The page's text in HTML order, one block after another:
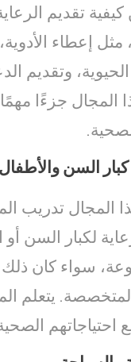
كيفية تقديم
إعطاء
الحيوية، وتقديم
المجال جزءًا
كبار السن والأطفال
المجال تدريب
لكبار السن
سواء كان
يتعلم
احتياجاتهم